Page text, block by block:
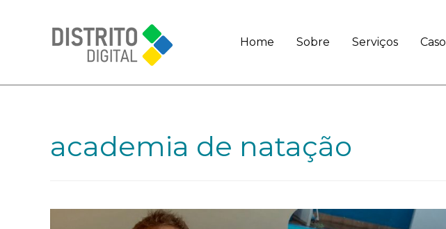
Home Sobre Serviços
academia de natação